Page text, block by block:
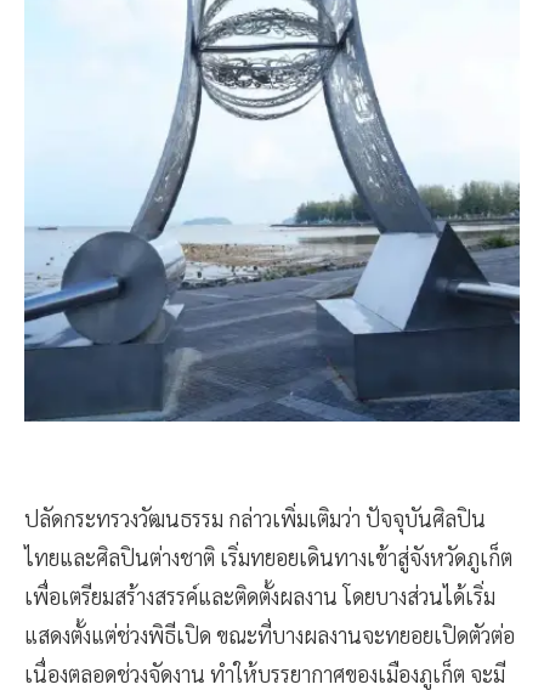
ปลัดกระทรวงวัฒนธรรม กล่าวเพิ่มเติมว่า ปัจจุบันศิลปิน
ไทยและศิลปินต่างชาติ เริ่มทยอยเดินทางเข้าสู่จังหวัดภูเก็ต
เพื่อเตรียมสร้างสรรค์และติดตั้งผลงาน โดยบางส่วนได้เริ่ม
แสดงตั้งแต่ช่วงพิธีเปิด ขณะที่บางผลงานจะทยอยเปิดตัวต่อ
เนื่องตลอดช่วงจัดงาน ทำให้บรรยากาศของเมืองภูเก็ต จะมี